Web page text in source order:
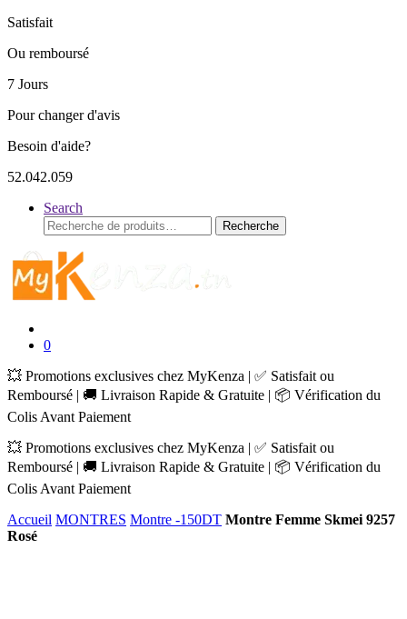
Satisfait
Ou remboursé
7 Jours
Pour changer d'avis
Besoin d'aide?
52.042.059
Search
Recherche
pour :
Recherche
0
💥 Promotions exclusives chez MyKenza | ✅ Satisfait ou
Remboursé | 🚚 Livraison Rapide & Gratuite | 📦 Vérification du
Colis Avant Paiement
💥 Promotions exclusives chez MyKenza | ✅ Satisfait ou
Remboursé | 🚚 Livraison Rapide & Gratuite | 📦 Vérification du
Colis Avant Paiement
Accueil MONTRES Montre -150DT Montre Femme Skmei 9257
Rosé